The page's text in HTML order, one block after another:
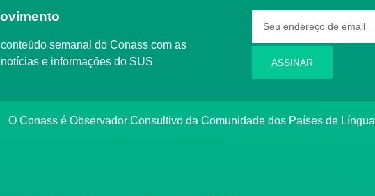
e informações do SUS
ASSINAR
O Conass é Observador Consultivo da Comunidade dos Países de